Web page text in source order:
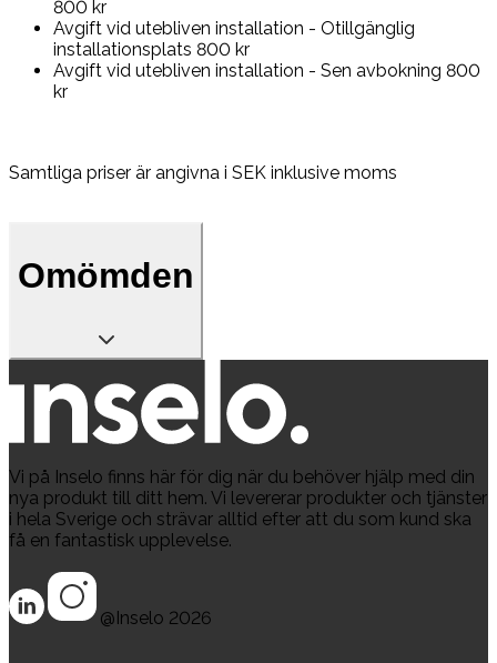
800 kr
Avgift vid utebliven installation - Otillgänglig
installationsplats 800 kr
Avgift vid utebliven installation - Sen avbokning 800
kr
Samtliga priser är angivna i SEK inklusive moms
Omömden
Vi på Inselo finns här för dig när du behöver hjälp med din
nya produkt till ditt hem. Vi levererar produkter och tjänster
i hela Sverige och strävar alltid efter att du som kund ska
få en fantastisk upplevelse.
@Inselo 2026